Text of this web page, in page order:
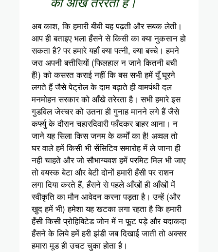
अब काश, कि हमारी बीवी यह पढ़ती और सबक लेती।
आप ही बताइए भला हँसने से किसी का क्या नुकसान हो
सकता है? पर हमारे यहाँ क्या पत्नी, क्या बच्चे। हमने
जरा अपनी बत्तीसियों (फिलहाल न जाने कितनी बची
हैं!) को कसरत कराई नहीं कि बस सभी हमें यूँ घूरने
लगते हैं जैसे पेट्रोल के दाम बढ़ाते ही वामपंथी दल
मनमोहन सरकार को आँखे तरेरता है। सभी हमारे इस
गुडविल जेस्चर को उतना ही गुनाह मानने लगे हैं जैसे
कर्फ्यु के दौरान चहारदिवारी फाँदकर बाहर आना। न
जाने यह सिला किस जनम के कर्मों का है! अव्वल तो
घर वाले हमें किसी भी सेंसिटिव समारोह में ले जाना ही
नही चाहते और जो सौभाग्यवश हमें परमिट मिल भी जाए
तो वयस्क बेटा और बेटी दोनों हमारी हँसी पर राशन
लगा दिया करते हैं, हँसने से पहले आँखों ही आँखों में
स्वीकृति का मौन आवेदन करना पड़ता है। उन्हें (और
खुद हमें भी) हमेशा यह खटका लगा रहता है कि हमारी
हँसी किसी प्रोहिबिटेड जोन में न फूट पड़े और यदाकदा
हँसने के लिये हमें हरी झंडी जब दिखाई जाती तो अक्सर
हमारा मूड ही उचट चुका होता है।